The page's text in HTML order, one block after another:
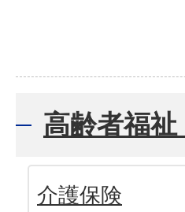
高齢者福祉
介護保険